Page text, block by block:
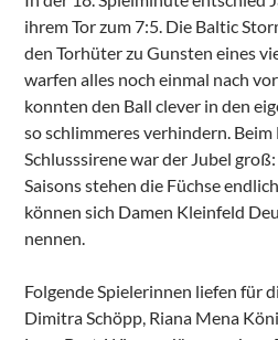
ihrem Tor zum 7:5. Die Baltic
den Torhüter zu Gunsten eines
warfen alles noch einmal nach
konnten den Ball clever in den
so schlimmeres verhindern.
Schlusssirene war der Jubel
Saisons stehen die Füchse
können sich Damen Kleinfeld
nennen.
Folgende Spielerinnen liefen für
Dimitra Schöpp, Riana Mena